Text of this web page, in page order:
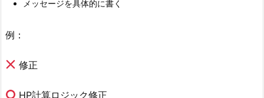
履
確
メッセージを具体的に書く
例：
修正
HP計算ロジック修正